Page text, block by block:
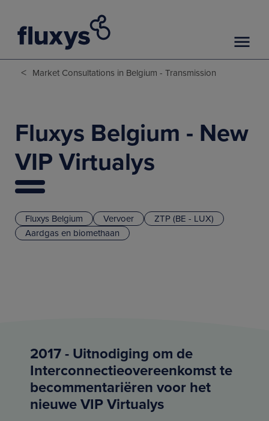
< Market Consultations in Belgium - Transmission
Fluxys Belgium Vervoer
ZTP (BE - LUX)
Aardgas en biomethaan
Fluxys Belgium - New
VIP Virtualys
2017 - Uitnodiging om de
Interconnectieovereenkomst te
becommentariëren voor het
nieuwe VIP Virtualys